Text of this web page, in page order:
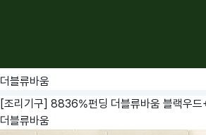
더블류바움
[조리기구] 8836%펀딩 더블류바움 블랙우드
더블류바움